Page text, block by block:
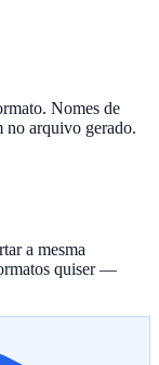
Nomes de
no arquivo gerado.
a mesma
quiser —